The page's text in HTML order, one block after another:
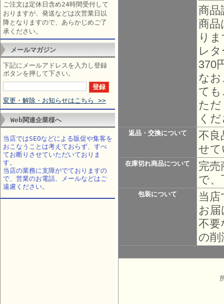
ご注文は定休日含め24時間受付して
おりますが、発送などは次営業日以
降となりますので、あらかじめご了
承ください。
メールマガジン
下記にメールアドレスを入力し登録
ボタンを押して下さい。
変更・解除・お知らせはこちら >>
Web関連企業様へ
当店ではSEOなどによる販促や集客を
おこなうことは考えておらず、すべ
てお断りさせていただいておりま
す。
当店の業務に支障がでておりますの
で、営業のお電話、メールなどはご
遠慮ください。
商品
商品
り
レ
370
な
て
た
く
返品・交換について
不良
せ
在庫切れ商品について
完
で、
包装について
当
お
不要
の